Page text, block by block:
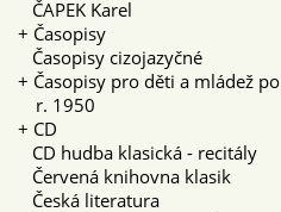
ČAPEK Karel
+ Časopisy
Časopisy cizojazyčné
+ Časopisy pro děti a mládež po
r. 1950
+ CD
CD hudba klasická - recitály
Červená knihovna klasik
Česká literatura